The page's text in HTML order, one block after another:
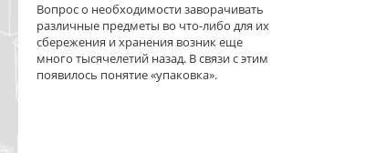
Вопрос о необходимости заворачивать
различные предметы во что-либо для их
сбережения и хранения возник еще
много тысячелетий назад. В связи с этим
появилось понятие «упаковка».